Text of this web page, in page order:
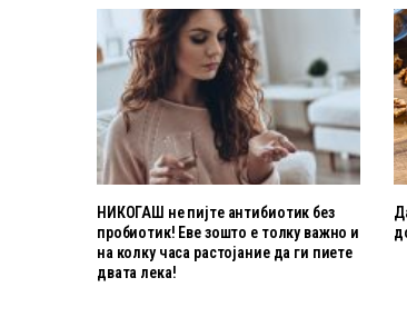
НИКОГАШ не пијте антибиотик без
пробиотик! Еве зошто е толку важно и
на колку часа растојание да ги пиете
двата лека!